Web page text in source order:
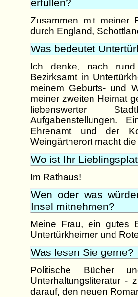
erfüllen?
Zusammen mit meiner
durch England,
Was bedeutet
Ich denke, nach rund
Bezirksamt in
meinem Geburts- und
meiner zweiten Heimat
liebenswerter
Aufgabenstellungen.
Ehrenamt und der
Weingärtnerort macht
Wo ist Ihr
Im Rathaus!
Wen oder was
Insel mitnehmen?
Meine Frau, ein gutes
Untertürkheimer und
Was lesen Sie gerne?
Politische Bücher
Unterhaltungsliteratur -
darauf, den neuen